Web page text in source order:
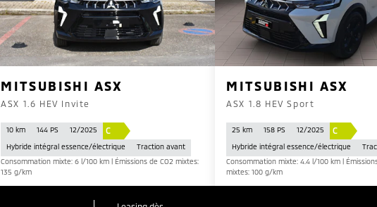
MITSUBISHI ASX
ASX 1.6 HEV Invite
10 km 144 PS 12/2025 C
Hybride intégral essence/électrique
Traction avant
Consommation mixte: 6 l/100 km | Émissions de CO2 mixtes:
135 g/km
MITSUBISHI ASX
ASX 1.8 HEV Sport
25 km 158 PS 12/2025 C
Hybride intégral essence/électrique
Consommation mixte: 4.4 l/100 km |
mixtes: 100 g/km